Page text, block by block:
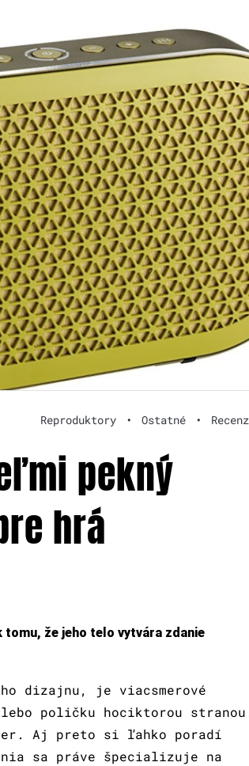
Reproduktory • Ostatné •
pekný
hrá
že jeho telo vytvára zdanie
dizajnu, je viacsmerové
poličku hociktorou
Aj preto si ľahko poradí
sa práve špecializuje na